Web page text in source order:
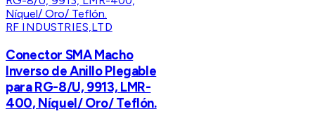
RF INDUSTRIES,LTD
Conector SMA Macho
Inverso de Anillo Plegable
para RG-8/U, 9913, LMR-
400, Níquel/ Oro/ Teflón.